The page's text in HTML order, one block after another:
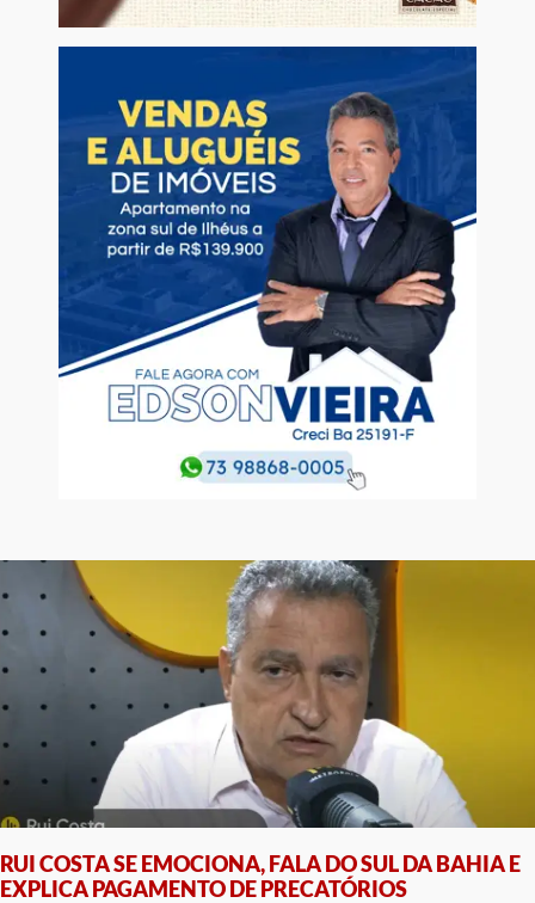
RUI COSTA SE EMOCIONA, FALA DO SUL DA BAHIA E
EXPLICA PAGAMENTO DE PRECATÓRIOS